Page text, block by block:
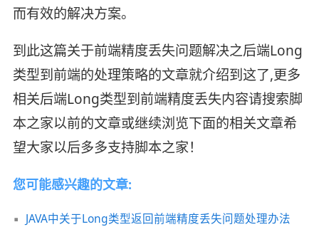
而有效的解决方案。
到此这篇关于前端精度丢失问题解决之后端Long
类型到前端的处理策略的文章就介绍到这了,更多
相关后端Long类型到前端精度丢失内容请搜索脚
本之家以前的文章或继续浏览下面的相关文章希
望大家以后多多支持脚本之家！
您可能感兴趣的文章:
JAVA中关于Long类型返回前端精度丢失问题处理办法